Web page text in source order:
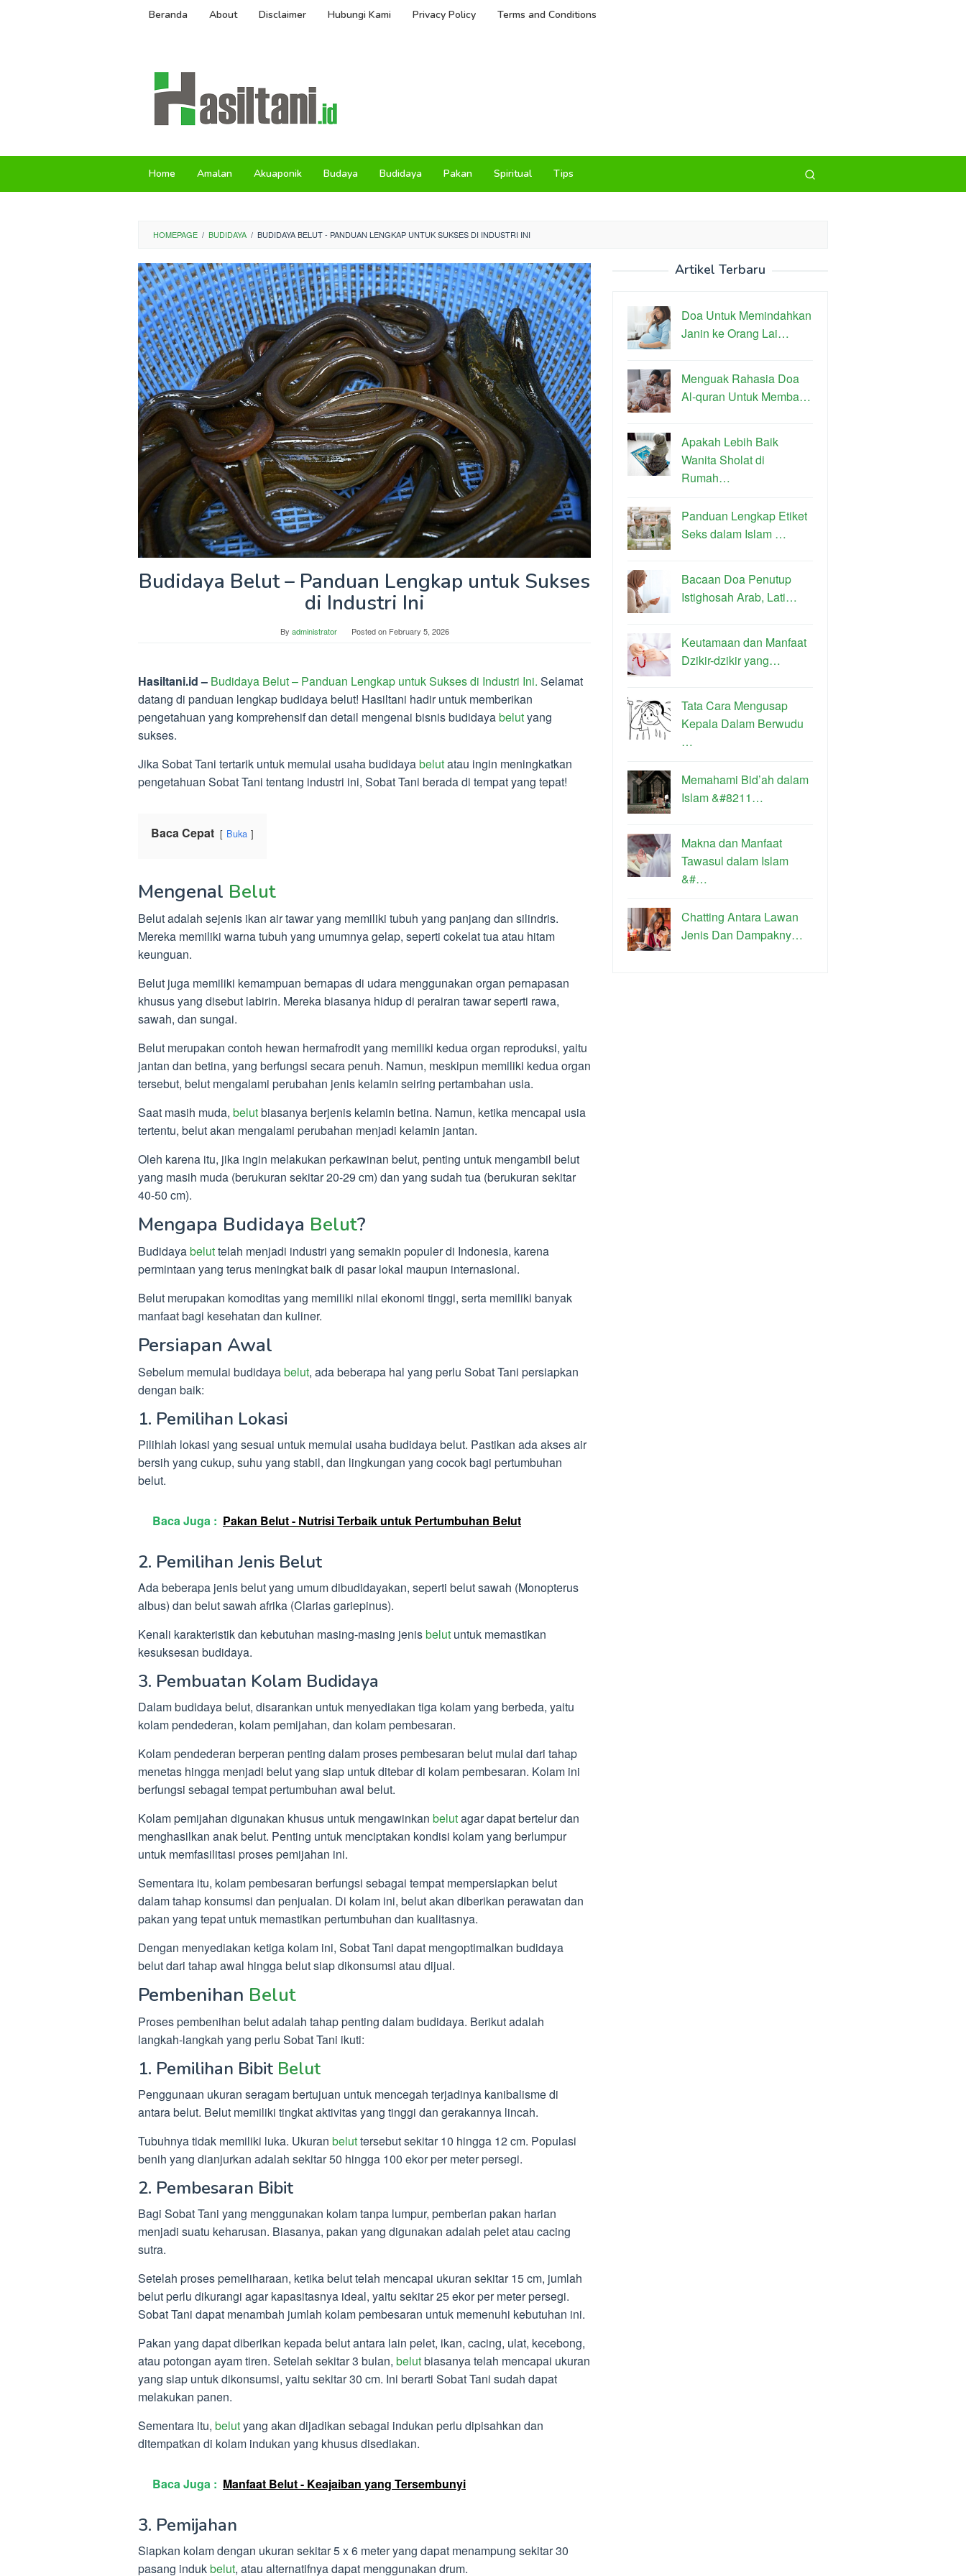
Beranda About Disclaimer Hubungi Kami Privacy Policy Terms and Conditions
Home Amalan Akuaponik Budaya Budidaya Pakan Spiritual Tips
HOMEPAGE / BUDIDAYA / BUDIDAYA BELUT - PANDUAN LENGKAP UNTUK SUKSES DI INDUSTRI INI
Budidaya Belut – Panduan Lengkap untuk Sukses
di Industri Ini
By administrator Posted on February 5, 2026
Hasiltani.id – Budidaya Belut – Panduan Lengkap untuk Sukses di Industri Ini. Selamat
datang di panduan lengkap budidaya belut! Hasiltani hadir untuk memberikan
pengetahuan yang komprehensif dan detail mengenai bisnis budidayabelutyang
sukses.
Jika Sobat Tani tertarik untuk memulai usaha budidayabelutatau ingin meningkatkan
pengetahuan Sobat Tani tentang industri ini, Sobat Tani berada di tempat yang tepat!
Baca Cepat Buka
Mengenal Belut
Belut adalah sejenis ikan air tawar yang memiliki tubuh yang panjang dan silindris.
Mereka memiliki warna tubuh yang umumnya gelap, seperti cokelat tua atau hitam
keunguan.
Belut juga memiliki kemampuan bernapas di udara menggunakan organ pernapasan
khusus yang disebut labirin. Mereka biasanya hidup di perairan tawar seperti rawa,
sawah, dan sungai.
Belut merupakan contoh hewan hermafrodit yang memiliki kedua organ reproduksi, yaitu
jantan dan betina, yang berfungsi secara penuh. Namun, meskipun memiliki kedua organ
tersebut, belut mengalami perubahan jenis kelamin seiring pertambahan usia.
Saat masih muda, belutbiasanya berjenis kelamin betina. Namun, ketika mencapai usia
tertentu, belut akan mengalami perubahan menjadi kelamin jantan.
Oleh karena itu, jika ingin melakukan perkawinan belut, penting untuk mengambil belut
yang masih muda (berukuran sekitar 20-29 cm) dan yang sudah tua (berukuran sekitar
40-50 cm).
Mengapa Budidaya Belut?
Budidayabeluttelah menjadi industri yang semakin populer di Indonesia, karena
permintaan yang terus meningkat baik di pasar lokal maupun internasional.
Belut merupakan komoditas yang memiliki nilai ekonomi tinggi, serta memiliki banyak
manfaat bagi kesehatan dan kuliner.
Persiapan Awal
Sebelum memulai budidayabelut, ada beberapa hal yang perlu Sobat Tani persiapkan
dengan baik:
1. Pemilihan Lokasi
Pilihlah lokasi yang sesuai untuk memulai usaha budidaya belut. Pastikan ada akses air
bersih yang cukup, suhu yang stabil, dan lingkungan yang cocok bagi pertumbuhan
belut.
Baca Juga : Pakan Belut - Nutrisi Terbaik untuk Pertumbuhan Belut
2. Pemilihan Jenis Belut
Ada beberapa jenis belut yang umum dibudidayakan, seperti belut sawah (Monopterus
albus) dan belut sawah afrika (Clarias gariepinus).
Kenali karakteristik dan kebutuhan masing-masing jenisbelut untuk memastikan
kesuksesan budidaya.
3. Pembuatan Kolam Budidaya
Dalam budidaya belut, disarankan untuk menyediakan tiga kolam yang berbeda, yaitu
kolam pendederan, kolam pemijahan, dan kolam pembesaran.
Kolam pendederan berperan penting dalam proses pembesaran belut mulai dari tahap
menetas hingga menjadi belut yang siap untuk ditebar di kolam pembesaran. Kolam ini
berfungsi sebagai tempat pertumbuhan awal belut.
Kolam pemijahan digunakan khusus untuk mengawinkan belutagar dapat bertelur dan
menghasilkan anak belut. Penting untuk menciptakan kondisi kolam yang berlumpur
untuk memfasilitasi proses pemijahan ini.
Sementara itu, kolam pembesaran berfungsi sebagai tempat mempersiapkan belut
dalam tahap konsumsi dan penjualan. Di kolam ini, belut akan diberikan perawatan dan
pakan yang tepat untuk memastikan pertumbuhan dan kualitasnya.
Dengan menyediakan ketiga kolam ini, Sobat Tani dapat mengoptimalkan budidaya
belut dari tahap awal hingga belut siap dikonsumsi atau dijual.
Pembenihan Belut
Proses pembenihan belut adalah tahap penting dalam budidaya. Berikut adalah
langkah-langkah yang perlu Sobat Tani ikuti:
1. Pemilihan Bibit Belut
Penggunaan ukuran seragam bertujuan untuk mencegah terjadinya kanibalisme di
antara belut. Belut memiliki tingkat aktivitas yang tinggi dan gerakannya lincah.
Tubuhnya tidak memiliki luka. Ukuran beluttersebut sekitar 10 hingga 12 cm. Populasi
benih yang dianjurkan adalah sekitar 50 hingga 100 ekor per meter persegi.
2. Pembesaran Bibit
Bagi Sobat Tani yang menggunakan kolam tanpa lumpur, pemberian pakan harian
menjadi suatu keharusan. Biasanya, pakan yang digunakan adalah pelet atau cacing
sutra.
Setelah proses pemeliharaan, ketika belut telah mencapai ukuran sekitar 15 cm, jumlah
belut perlu dikurangi agar kapasitasnya ideal, yaitu sekitar 25 ekor per meter persegi.
Sobat Tani dapat menambah jumlah kolam pembesaran untuk memenuhi kebutuhan ini.
Pakan yang dapat diberikan kepada belut antara lain pelet, ikan, cacing, ulat, kecebong,
atau potongan ayam tiren. Setelah sekitar 3 bulan, belutbiasanya telah mencapai ukuran
yang siap untuk dikonsumsi, yaitu sekitar 30 cm. Ini berarti Sobat Tani sudah dapat
melakukan panen.
Sementara itu, belutyang akan dijadikan sebagai indukan perlu dipisahkan dan
ditempatkan di kolam indukan yang khusus disediakan.
Baca Juga : Manfaat Belut - Keajaiban yang Tersembunyi
3. Pemijahan
Siapkan kolam dengan ukuran sekitar 5 x 6 meter yang dapat menampung sekitar 30
pasang indukbelut, atau alternatifnya dapat menggunakan drum.
Artikel Terbaru
Doa Untuk Memindahkan
Janin ke Orang Lai…
Menguak Rahasia Doa
Al-quran Untuk Memba…
Apakah Lebih Baik
Wanita Sholat di
Rumah…
Panduan Lengkap Etiket
Seks dalam Islam …
Bacaan Doa Penutup
Istighosah Arab, Lati…
Keutamaan dan Manfaat
Dzikir-dzikir yang…
Tata Cara Mengusap
Kepala Dalam Berwudu
…
Memahami Bid’ah dalam
Islam &#8211…
Makna dan Manfaat
Tawasul dalam Islam
&#…
Chatting Antara Lawan
Jenis Dan Dampakny…